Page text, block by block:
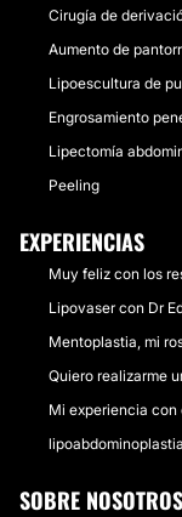
Cirugía de
Aumento de
Lipoescultura de
Engrosamiento
Lipectomía
Peeling
EXPERIENCIAS
Muy feliz con los
Lipovaser con Dr
Mentoplastia, mi
Quiero realizarme
Mi experiencia
SOBRE NOSOTROS